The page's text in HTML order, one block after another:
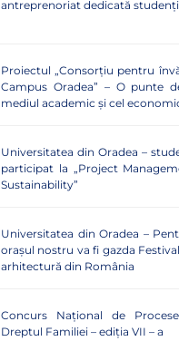
antreprenoriat dedicată
Proiectul „Consorțiu pentru
Campus Oradea” – O punte
mediul academic și cel
Universitatea din Oradea –
participat la „Project
Sustainability”
Universitatea din Oradea –
orașul nostru va fi gazda
arhitectură din România
Concurs Național de
Dreptul Familiei – ediția VII – a